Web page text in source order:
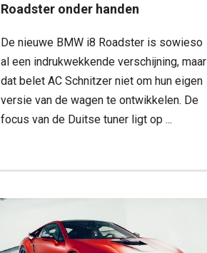
Roadster onder handen
De nieuwe BMW i8 Roadster is sowieso
al een indrukwekkende verschijning, maar
dat belet AC Schnitzer niet om hun eigen
versie van de wagen te ontwikkelen. De
focus van de Duitse tuner ligt op ...